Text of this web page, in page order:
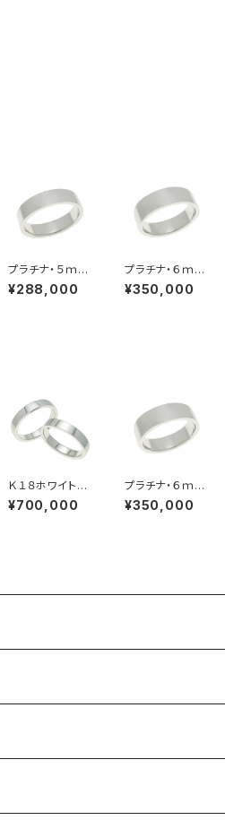
プラチナ・５ｍｍ
幅・平打ちリング
¥288,000
プラチナ・６ｍｍ
幅・平打ちリング
¥350,000
Ｋ１８ホワイトゴ
ールド・ペアリン
グ・４ｍｍ幅・平
¥700,000
プラチナ・６ｍｍ
幅・平打ちリング
¥350,000